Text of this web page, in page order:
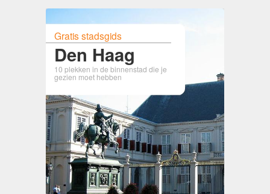
Gratis stadsgids
Den Haag
10 plekken in de binnenstad die je
gezien moet hebben